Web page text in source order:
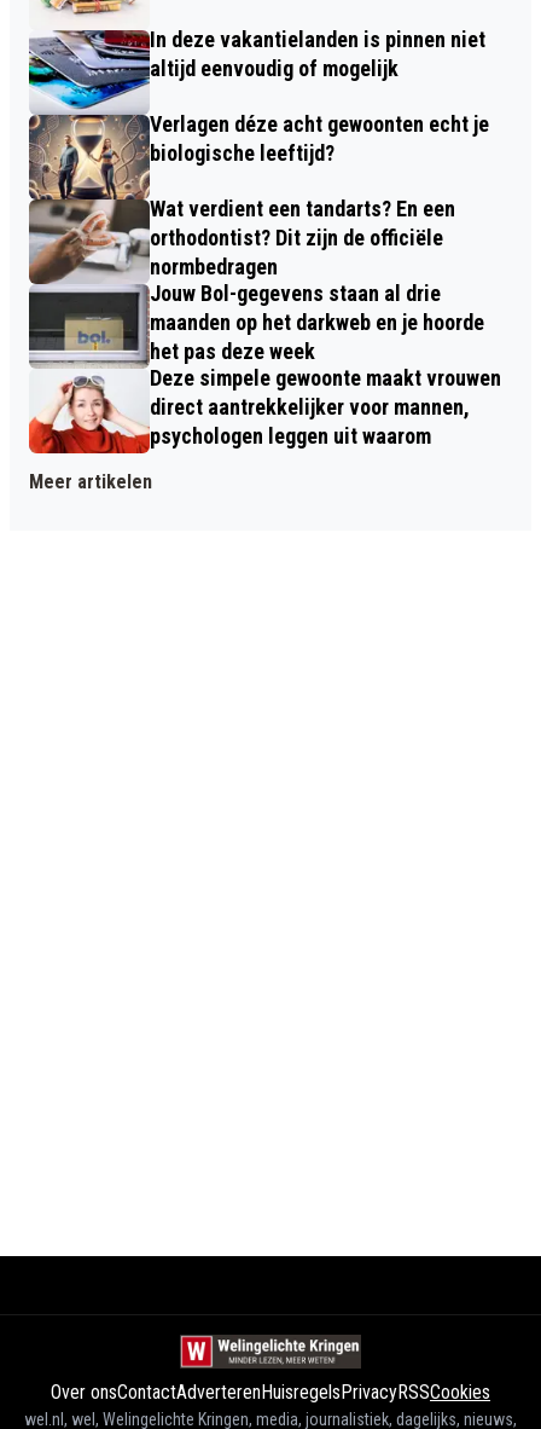
In deze vakantielanden is pinnen niet
altijd eenvoudig of mogelijk
Verlagen déze acht gewoonten echt je
biologische leeftijd?
Wat verdient een tandarts? En een
orthodontist? Dit zijn de officiële
normbedragen
Jouw Bol-gegevens staan al drie
maanden op het darkweb en je hoorde
het pas deze week
Deze simpele gewoonte maakt vrouwen
direct aantrekkelijker voor mannen,
psychologen leggen uit waarom
Meer artikelen
Over onsContactAdverterenHuisregelsPrivacyRSSCookies
wel.nl, wel, Welingelichte Kringen, media, journalistiek, dagelijks, nieuws,